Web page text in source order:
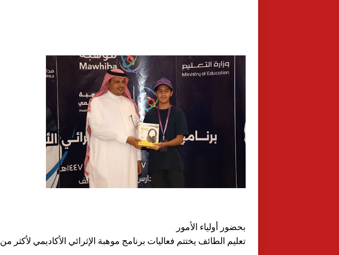
بحضور أولياء الأمور
تعليم الطائف يختتم فعاليات برنامج موهبة الإثرائي الأكاديمي لأكثر من 200 طالب وطالبة